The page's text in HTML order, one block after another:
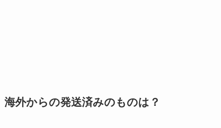
海外からの発送済みのものは？